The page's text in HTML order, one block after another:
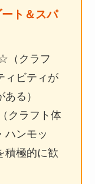
ト＆スパ
クラフ
ィビティが
る）
ラフト体
ハンモッ
積極的に歓